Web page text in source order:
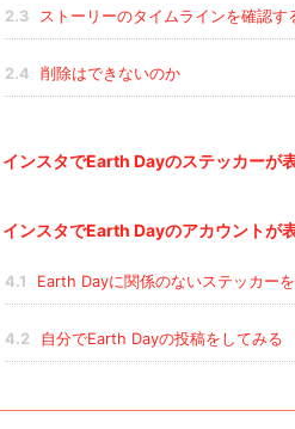
2.3 ストーリーのタイムラインを確認す
2.4 削除はできないのか
インスタでEarth Dayのステッカーが
インスタでEarth Dayのアカウントが
4.1 Earth Dayに関係のないステッカー
4.2 自分でEarth Dayの投稿をしてみる